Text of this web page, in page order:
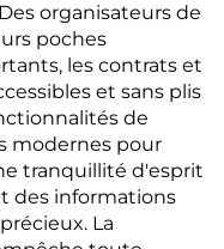
organisateurs de
poches
les contrats et
et sans plis
de
modernes pour
tranquillité d'esprit
des informations
La